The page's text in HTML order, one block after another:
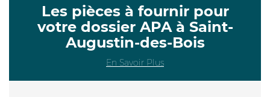
Les pièces à fournir pour
votre dossier APA à Saint-
Augustin-des-Bois
En Savoir Plus